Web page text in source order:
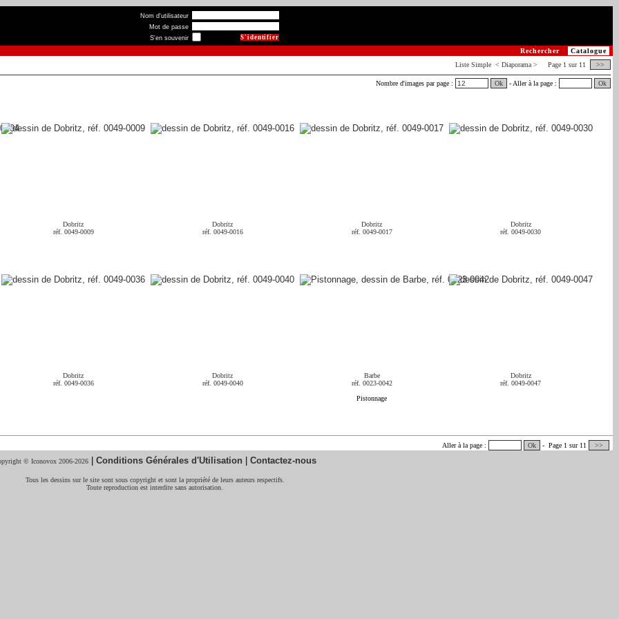
Nom d'utilisateur
Mot de passe
S'en souvenir
Catalogue
Rechercher
Liste Simple < Diaporama > Page 1 sur 11 >>
Nombre d'images par page : Ok - Aller à la page : Ok
Dobritz
réf. 0049-0009
Dobritz
réf. 0049-0016
Dobritz
réf. 0049-0017
Dobritz
réf. 0049-0030
Dobritz
réf. 0049-0036
Dobritz
réf. 0049-0040
Barbe
réf. 0023-0042
Pistonnage
Dobritz
réf. 0049-0047
Aller à la page : Ok - Page 1 sur 11 >>
© Iconovox 2006-2026 | Conditions Générales d'Utilisation | Contactez-nous
Tous les dessins sur le site sont sous copyright et sont la propriété de leurs auteurs respectifs.
Toute reproduction est interdite sans autorisation.